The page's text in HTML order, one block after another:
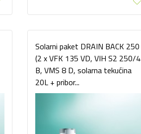
Solarni paket DRAIN BACK 250
(2 x VFK 135 VD, VIH S2 250/4
B, VMS 8 D, solarna tekućina
20L + pribor...